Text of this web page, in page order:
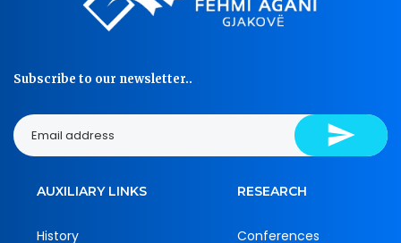
Subscribe to our newsletter..
AUXILIARY LINKS
History
RESEARCH
Conferences